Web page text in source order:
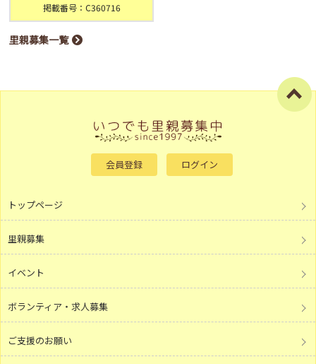
掲載番号：C360716
里親募集一覧
会員登録 ログイン
トップページ
里親募集
イベント
ボランティア・求人募集
ご支援のお願い